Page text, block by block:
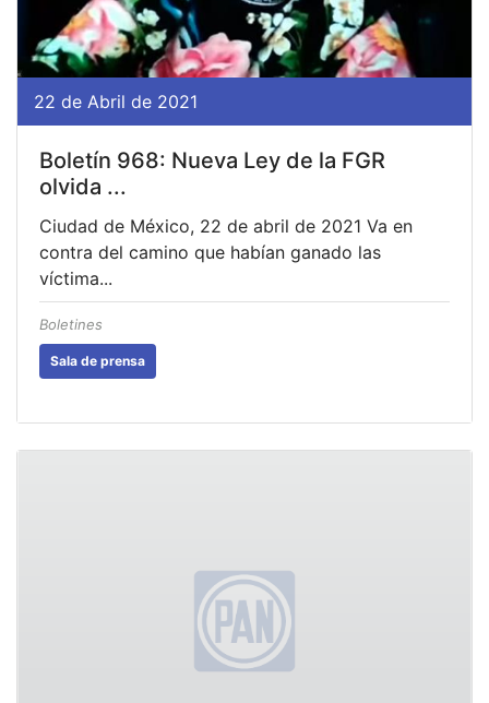
22 de Abril de 2021
Boletín 968: Nueva Ley de la FGR
olvida ...
Ciudad de México, 22 de abril de 2021 Va en
contra del camino que habían ganado las
víctima...
Boletines
Sala de prensa